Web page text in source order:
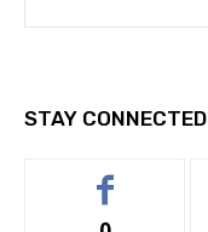
STAY CONNECTED